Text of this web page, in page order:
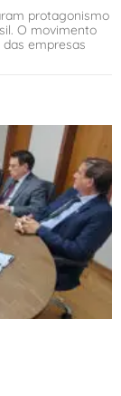
protagonismo
O movimento
empresas